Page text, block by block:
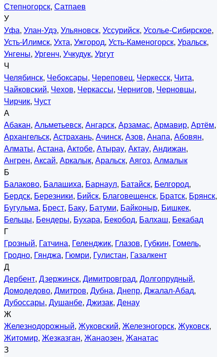
Степногорск, Сатпаев
У
Уфа, Улан-Удэ, Ульяновск, Уссурийск, Усолье-Сибирское,
Усть-Илимск, Ухта, Ужгород, Усть-Каменогорск, Уральск,
Унгены, Ургенч, Учкудук, Ургут
Ч
Челябинск, Чебоксары, Череповец, Черкесск, Чита,
Чайковский, Чехов, Черкассы, Чернигов, Черновцы,
Чирчик, Чуст
А
Абакан, Альметьевск, Ангарск, Арзамас, Армавир, Артём,
Архангельск, Астрахань, Ачинск, Азов, Анапа, Абовян,
Алматы, Астана, Актобе, Атырау, Актау, Андижан,
Ангрен, Аксай, Аркалык, Аральск, Аягоз, Алмалык
Б
Балаково, Балашиха, Барнаул, Батайск, Белгород,
Бердск, Березники, Бийск, Благовещенск, Братск, Брянск,
Бугульма, Брест, Баку, Батуми, Байконыр, Бишкек,
Бельцы, Бендеры, Бухара, Бекобод, Балхаш, Бекабад
Г
Грозный, Гатчина, Геленджик, Глазов, Губкин, Гомель,
Гродно, Гянджа, Гюмри, Гулистан, Газалкент
Д
Дербент, Дзержинск, Димитровград, Долгопрудный,
Домодедово, Дмитров, Дубна, Днепр, Джалал-Абад,
Дубоссары, Душанбе, Джизак, Денау
Ж
Железнодорожный, Жуковский, Железногорск, Жуковск,
Житомир, Жезказган, Жанаозен, Жанатас
З